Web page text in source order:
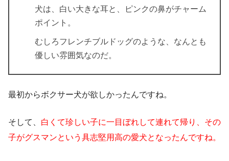
犬は、白い大きな耳と、ピンクの鼻がチャーム
ポイント。
むしろフレンチブルドッグのような、なんとも
優しい雰囲気なのだ。
最初からボクサー犬が欲しかったんですね。
そして、 白くて珍しい子に一目ぼれして連れて帰り、その
子がグスマンという具志堅用高の愛犬となったんですね。